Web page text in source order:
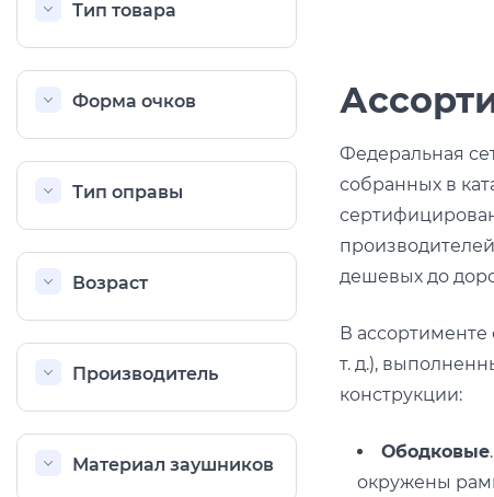
Тип товара
Форма очков
Тип оправы
Возраст
Производитель
Материал заушников
Федеральная
собранных в
дешевых до
В
т. д.),
конструкции:
Ободковые
окружены